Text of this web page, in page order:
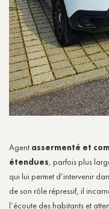
Agent assermenté et
étendues, parfois plus
qui lui permet d’intervenir
de son rôle répressif, il
l’écoute des habitants et